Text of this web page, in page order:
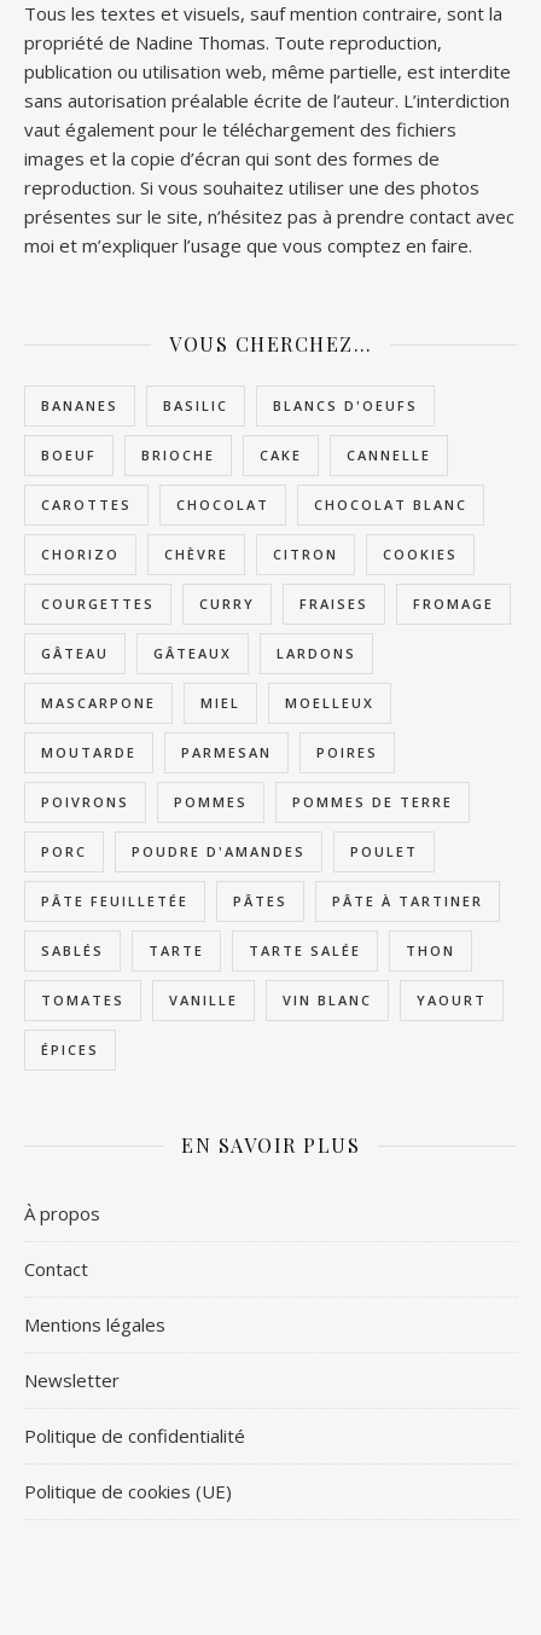
Tous les textes et visuels, sauf mention contraire, sont la
propriété de Nadine Thomas. Toute reproduction,
publication ou utilisation web, même partielle, est interdite
sans autorisation préalable écrite de l’auteur. L’interdiction
vaut également pour le téléchargement des fichiers
images et la copie d’écran qui sont des formes de
reproduction. Si vous souhaitez utiliser une des photos
présentes sur le site, n’hésitez pas à prendre contact avec
moi et m’expliquer l’usage que vous comptez en faire.
VOUS CHERCHEZ…
BANANES BASILIC BLANCS D'OEUFS
BOEUF BRIOCHE CAKE CANNELLE
CAROTTES CHOCOLAT CHOCOLAT BLANC
CHORIZO CHÈVRE CITRON COOKIES
COURGETTES CURRY FRAISES FROMAGE
GÂTEAU GÂTEAUX LARDONS
MASCARPONE MIEL MOELLEUX
MOUTARDE PARMESAN POIRES
POIVRONS POMMES POMMES DE TERRE
PORC POUDRE D'AMANDES POULET
PÂTE FEUILLETÉE PÂTES PÂTE À TARTINER
SABLÉS TARTE TARTE SALÉE THON
TOMATES VANILLE VIN BLANC YAOURT
ÉPICES
EN SAVOIR PLUS
À propos
Contact
Mentions légales
Newsletter
Politique de confidentialité
Politique de cookies (UE)